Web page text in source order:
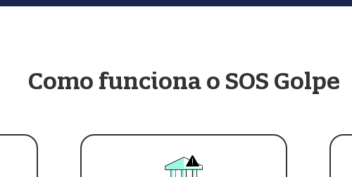
Como funciona o SOS Golpe